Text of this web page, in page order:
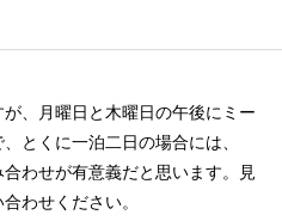
Shiga）
、月曜日と木曜日の午後にミー
とくに一泊二日の場合には、
わせが有意義だと思います。見
わせください。